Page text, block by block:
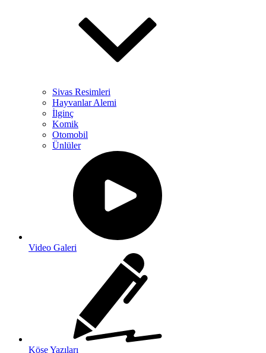
Sivas Resimleri
Hayvanlar Alemi
İlginç
Komik
Otomobil
Ünlüler
Video Galeri
Köşe Yazıları